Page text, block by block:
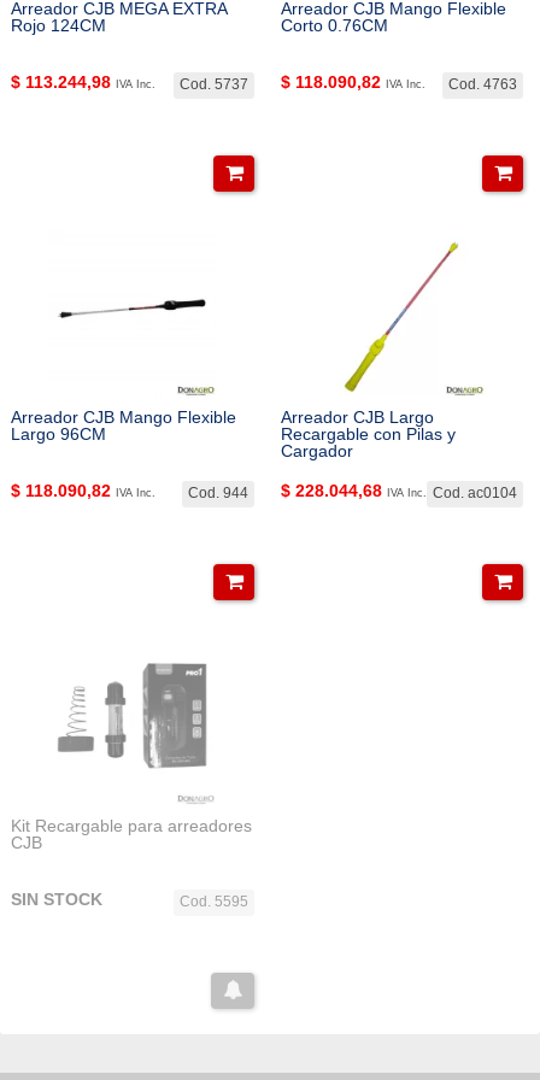
Arreador CJB MEGA EXTRA
Rojo 124CM
Cod. 5737
$ 113.244,98 IVA Inc.
Arreador CJB Mango Flexible
Corto 0.76CM
Cod. 4763
$ 118.090,82 IVA Inc.
Arreador CJB Mango Flexible
Largo 96CM
Cod. 944
$ 118.090,82 IVA Inc.
Arreador CJB Largo
Recargable con Pilas y
Cargador
Cod. ac0104
$ 228.044,68 IVA Inc.
Kit Recargable para arreadores
CJB
Cod. 5595
SIN STOCK